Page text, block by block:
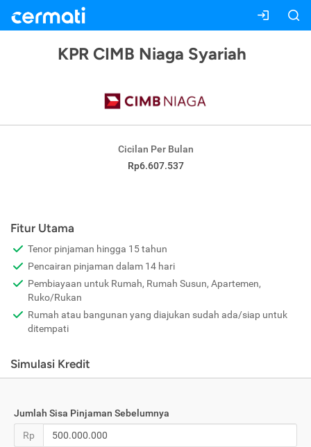
KPR CIMB Niaga Syariah
Cicilan Per Bulan
Rp6.607.537
Fitur Utama
Tenor pinjaman hingga 15 tahun
Pencairan pinjaman dalam 14 hari
Pembiayaan untuk Rumah, Rumah Susun, Apartemen,
Ruko/Rukan
Rumah atau bangunan yang diajukan sudah ada/siap untuk
ditempati
Simulasi Kredit
Jumlah Sisa Pinjaman Sebelumnya
Rp